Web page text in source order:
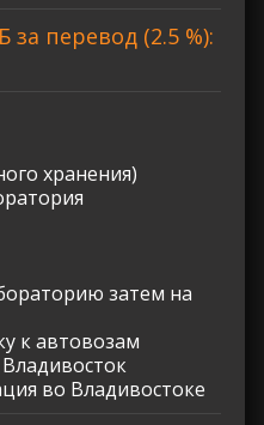
перевод (2.5 %):
хранения)
затем на
к автовозам
во Владивостоке